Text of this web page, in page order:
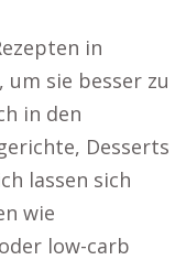
in
sie besser zu
in den
Desserts
lassen sich
wie
low-carb